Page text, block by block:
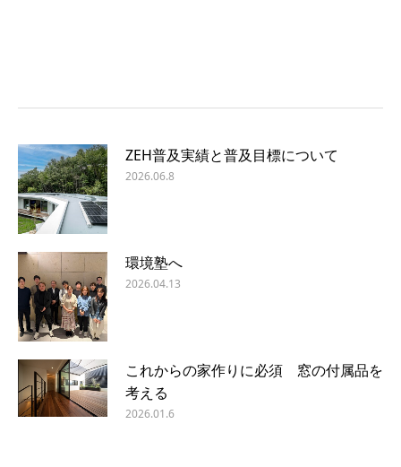
ZEH普及実績と普及目標について
2026.06.8
環境塾へ
2026.04.13
これからの家作りに必須 窓の付属品を
考える
2026.01.6